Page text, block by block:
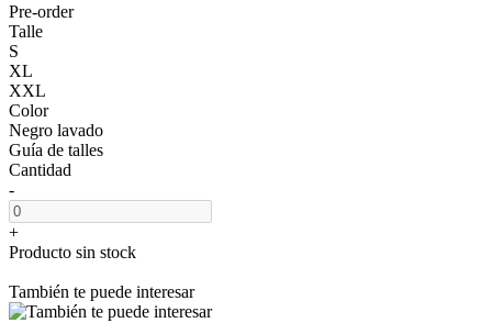
Pre-order
Talle
S
XL
XXL
Color
Negro lavado
Guía de talles
Cantidad
-
+
Producto sin stock
También te puede interesar